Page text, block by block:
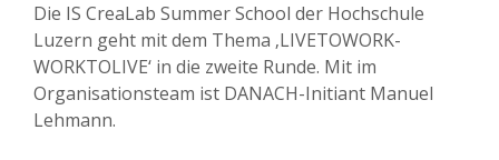
Die IS CreaLab Summer School der Hochschule
Luzern geht mit dem Thema ‚LIVETOWORK-
WORKTOLIVE‘ in die zweite Runde. Mit im
Organisationsteam ist DANACH-Initiant Manuel
Lehmann.